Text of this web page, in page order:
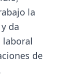
la
da
laboral
de